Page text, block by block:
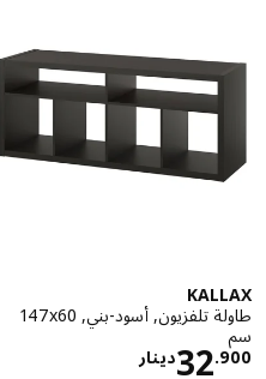
KALLAX
طاولة تلفزيون, أسود-بني, ‎147x60
دينار32.900 الاسعار دينار